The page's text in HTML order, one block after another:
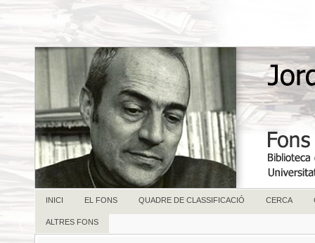
INICI EL FONS QUADRE DE CLASSIFICACIÓ CERCA
ALTRES FONS